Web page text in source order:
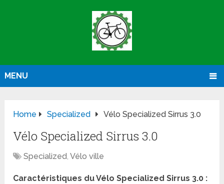
MENU
Home Specialized Vélo Specialized Sirrus 3.0
Vélo Specialized Sirrus 3.0
Specialized,Vélo ville
Caractéristiques du Vélo Specialized Sirrus 3.0 :